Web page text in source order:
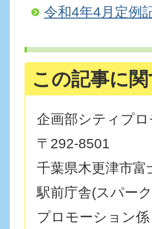
令和4年4月定例
この記事に
企画部シティプ
〒292-8501
千葉県木更津市富
駅前庁舎(スパー
プロモーション